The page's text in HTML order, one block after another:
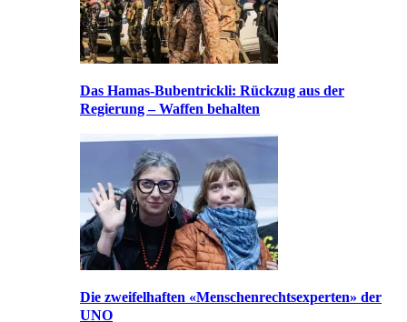
Das Hamas-Bubentrickli: Rückzug aus der
Regierung – Waffen behalten
Die zweifelhaften «Menschenrechtsexperten» der
UNO